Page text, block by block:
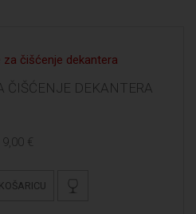
ČIŠĆENJE DEKANTERA
9,00 €